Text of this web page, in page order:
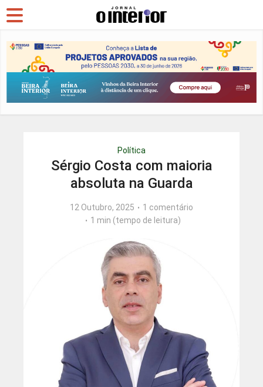
Política
Sérgio Costa com maioria
absoluta na Guarda
12 Outubro, 2025
1 comentário
1 min (tempo de leitura)